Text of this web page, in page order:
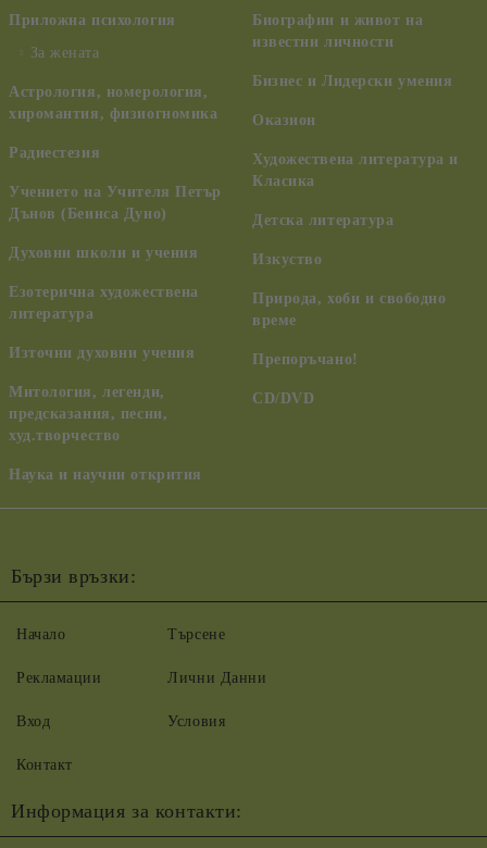
Приложна психология
За жената
Астрология, номерология,
хиромантия, физиогномика
Радиестезия
Учението на Учителя Петър
Дънов (Беинса Дуно)
Духовни школи и учения
Езотерична художествена
литература
Източни духовни учения
Митология, легенди,
предсказания, песни,
худ.творчество
Наука и научни открития
Биографии и живот на
известни личности
Бизнес и Лидерски умения
Оказион
Художествена литература и
Класика
Детска литература
Изкуство
Природа, хоби и свободно
време
Препоръчано!
CD/DVD
Бързи връзки:
Начало
Рекламации
Вход
Контакт
Търсене
Лични Данни
Условия
Информация за контакти: